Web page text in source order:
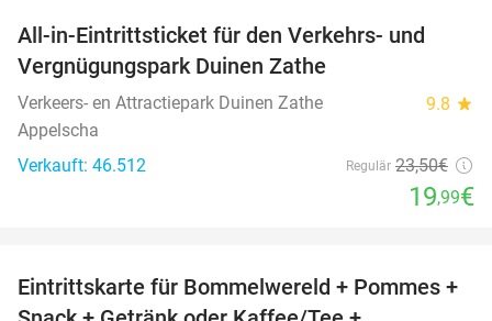
All-in-Eintrittsticket für den Verkehrs- und
Vergnügungspark Duinen Zathe
Verkeers- en Attractiepark Duinen Zathe 9.8 star
Appelscha
Verkauft: 46.512
Regulär 23,50€
19,99€
23%
Eintrittskarte für Bommelwereld + Pommes +